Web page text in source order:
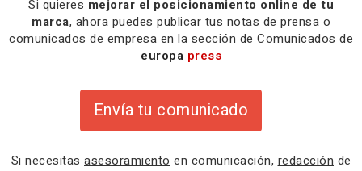
Si quieres mejorar el posicionamiento online de tu
marca, ahora puedes publicar tus notas de prensa o
comunicados de empresa en la sección de Comunicados de
europa press
Envía tu comunicado
Si necesitas asesoramiento en comunicación, redacción de